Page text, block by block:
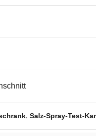
, Salz-Spray-Test-